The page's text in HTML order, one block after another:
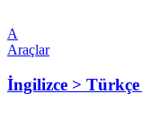
A
Araçlar
İngilizce >